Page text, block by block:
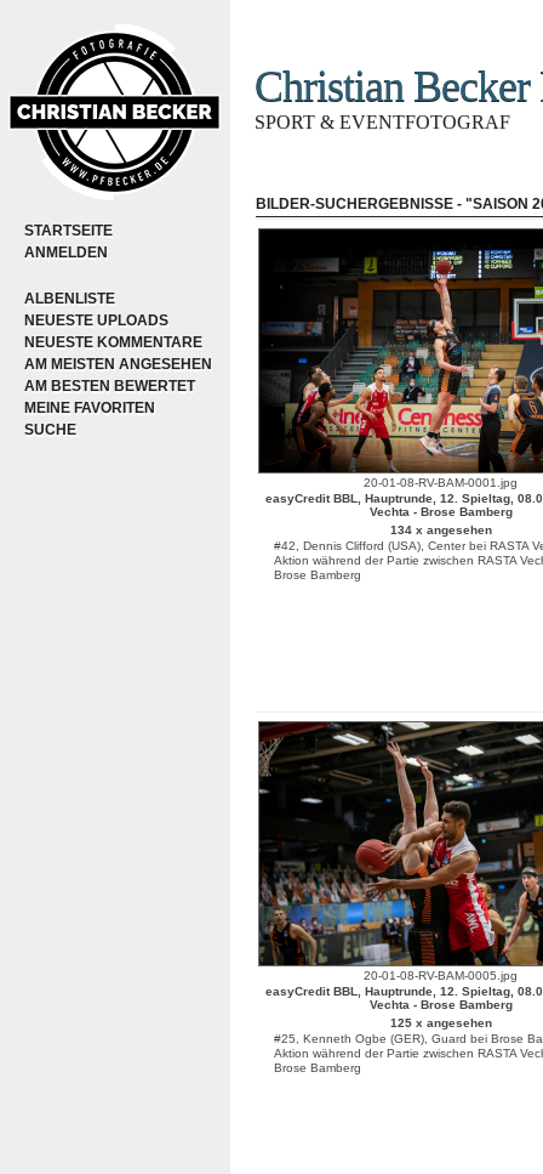
STARTSEITE
ANMELDEN
ALBENLISTE
NEUESTE UPLOADS
NEUESTE KOMMENTARE
AM MEISTEN ANGESEHEN
AM BESTEN BEWERTET
MEINE FAVORITEN
SUCHE
Christian
SPORT & EVENTFOTOGRAF
BILDER-SUCHERGEBNISSE - "SAISON
20-01-08-RV-BAM-0001.jpg
easyCredit BBL, Hauptrunde, 12. Spieltag,
Vechta - Brose Bamberg
134 x angesehen
#42, Dennis Clifford (USA), Center bei RASTA
Aktion während der Partie zwischen RASTA
Brose Bamberg
20-01-08-RV-BAM-0005.jpg
easyCredit BBL, Hauptrunde, 12. Spieltag,
Vechta - Brose Bamberg
125 x angesehen
#25, Kenneth Ogbe (GER), Guard bei Brose
Aktion während der Partie zwischen RASTA
Brose Bamberg